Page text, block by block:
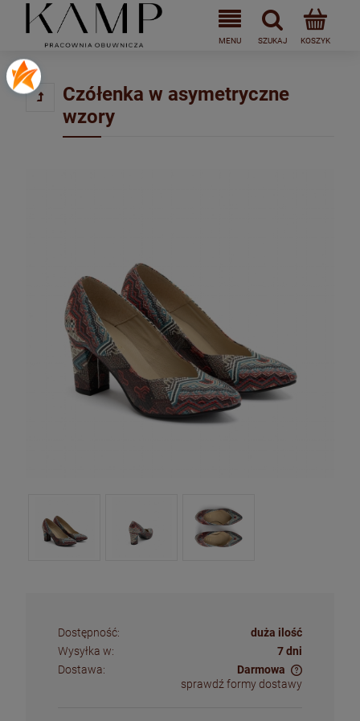
Czółenka w asymetryczne
wzory
Dostępność:
duża ilość
Wysyłka w:
7 dni
Dostawa:
Darmowa
Cena nie zawiera ewentualnych kosztów płatności
sprawdź formy dostawy